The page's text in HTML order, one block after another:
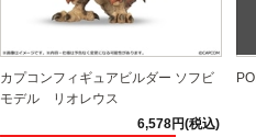
カプコンフィギュアビルダー ソフビ
モデル リオレウス
6,578円(税込)